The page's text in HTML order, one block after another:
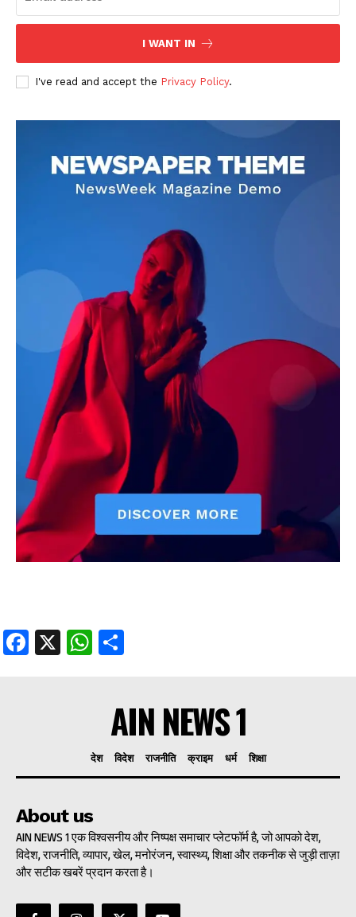
DOWNLOAD NOW
AIN NEWS 1
Contact Us
About Us
Privacy Policy
Terms of Use Agreement
Facebook
X WhatsApp
Share
I WANT IN
I've read and accept the Privacy Policy.
Facebook
X WhatsApp
AIN NEWS 1
देश विदेश राजनीति क्राइम धर्म शिक्षा
About us
AIN NEWS 1 एक विश्वसनीय और निष्पक्ष समाचार प्लेटफॉर्म है, जो आपको देश,
विदेश, राजनीति, व्यापार, खेल, मनोरंजन, स्वास्थ्य, शिक्षा और तकनीक से जुड़ी ताज़ा
और सटीक खबरें प्रदान करता है।